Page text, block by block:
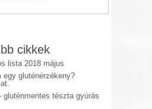
cikkek
lista 2018 május
egy gluténérzékeny?
tészta gyúrás